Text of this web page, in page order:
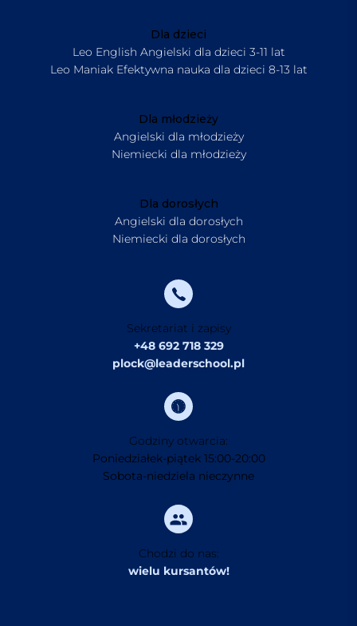
Dla dzieci
Leo English Angielski dla dzieci 3-11 lat
Leo Maniak Efektywna nauka dla dzieci 8-13 lat
Dla młodzieży
Angielski dla młodzieży
Niemiecki dla młodzieży
Dla dorosłych
Angielski dla dorosłych
Niemiecki dla dorosłych
Sekretariat i zapisy
+48 692 718 329
plock@leaderschool.pl
Godziny otwarcia:
Poniedziałek-piątek 15:00-20:00
Sobota-niedziela nieczynne
Chodzi do nas:
wielu kursantów!